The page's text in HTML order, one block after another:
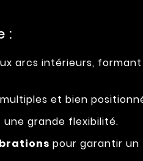
:
arcs intérieurs,
et bien
une grande flexibilité.
pour garantir